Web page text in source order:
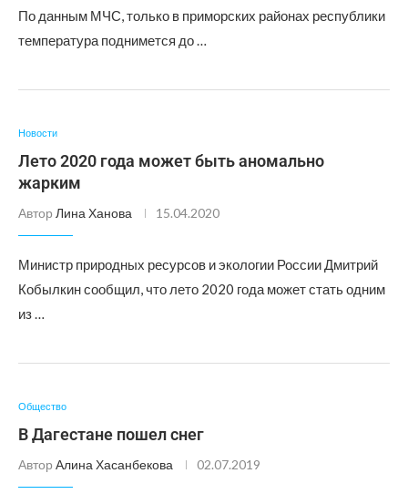
По данным МЧС, только в приморских районах республики
температура поднимется до …
Новости
Лето 2020 года может быть аномально
жарким
Автор Лина Ханова 15.04.2020
Министр природных ресурсов и экологии России Дмитрий
Кобылкин сообщил, что лето 2020 года может стать одним
из …
Общество
В Дагестане пошел снег
Автор Алина Хасанбекова 02.07.2019